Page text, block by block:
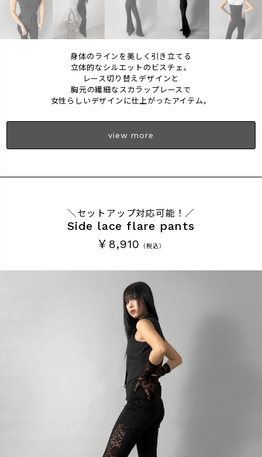
身体のラインを美しく引き立てる
立体的なシルエットのビスチェ。
レース切り替えデザインと
胸元の繊細なスカラップレースで
女性らしいデザインに仕上がったアイテム。
view more
＼セットアップ対応可能！／
Side lace flare pants
￥8,910
（税込）